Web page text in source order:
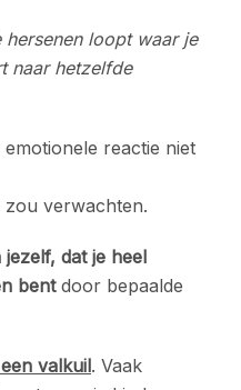
loopt waar je
naar hetzelfde
reactie niet
zou verwachten.
dat je heel
bentdoor bepaalde
valkuil. Vaak